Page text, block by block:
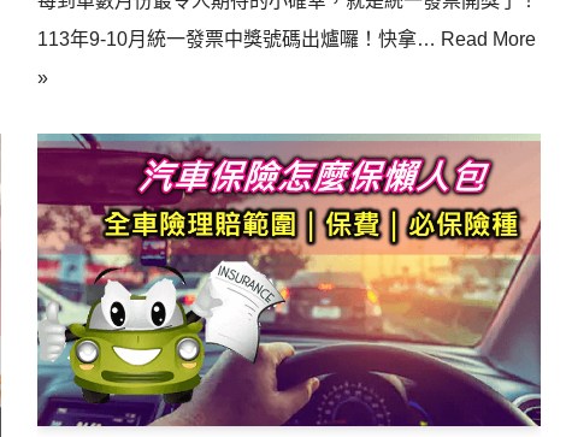
113年9-10月統一發票中獎號碼出爐囉！快拿… Read More
»